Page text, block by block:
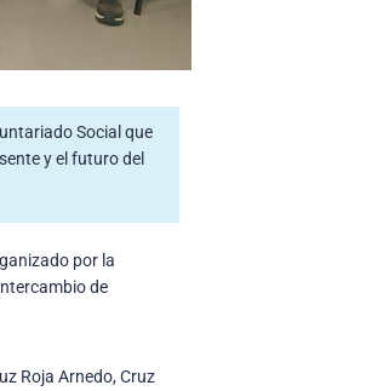
Social que
y el futuro del
por la
de
Roja Arnedo, Cruz